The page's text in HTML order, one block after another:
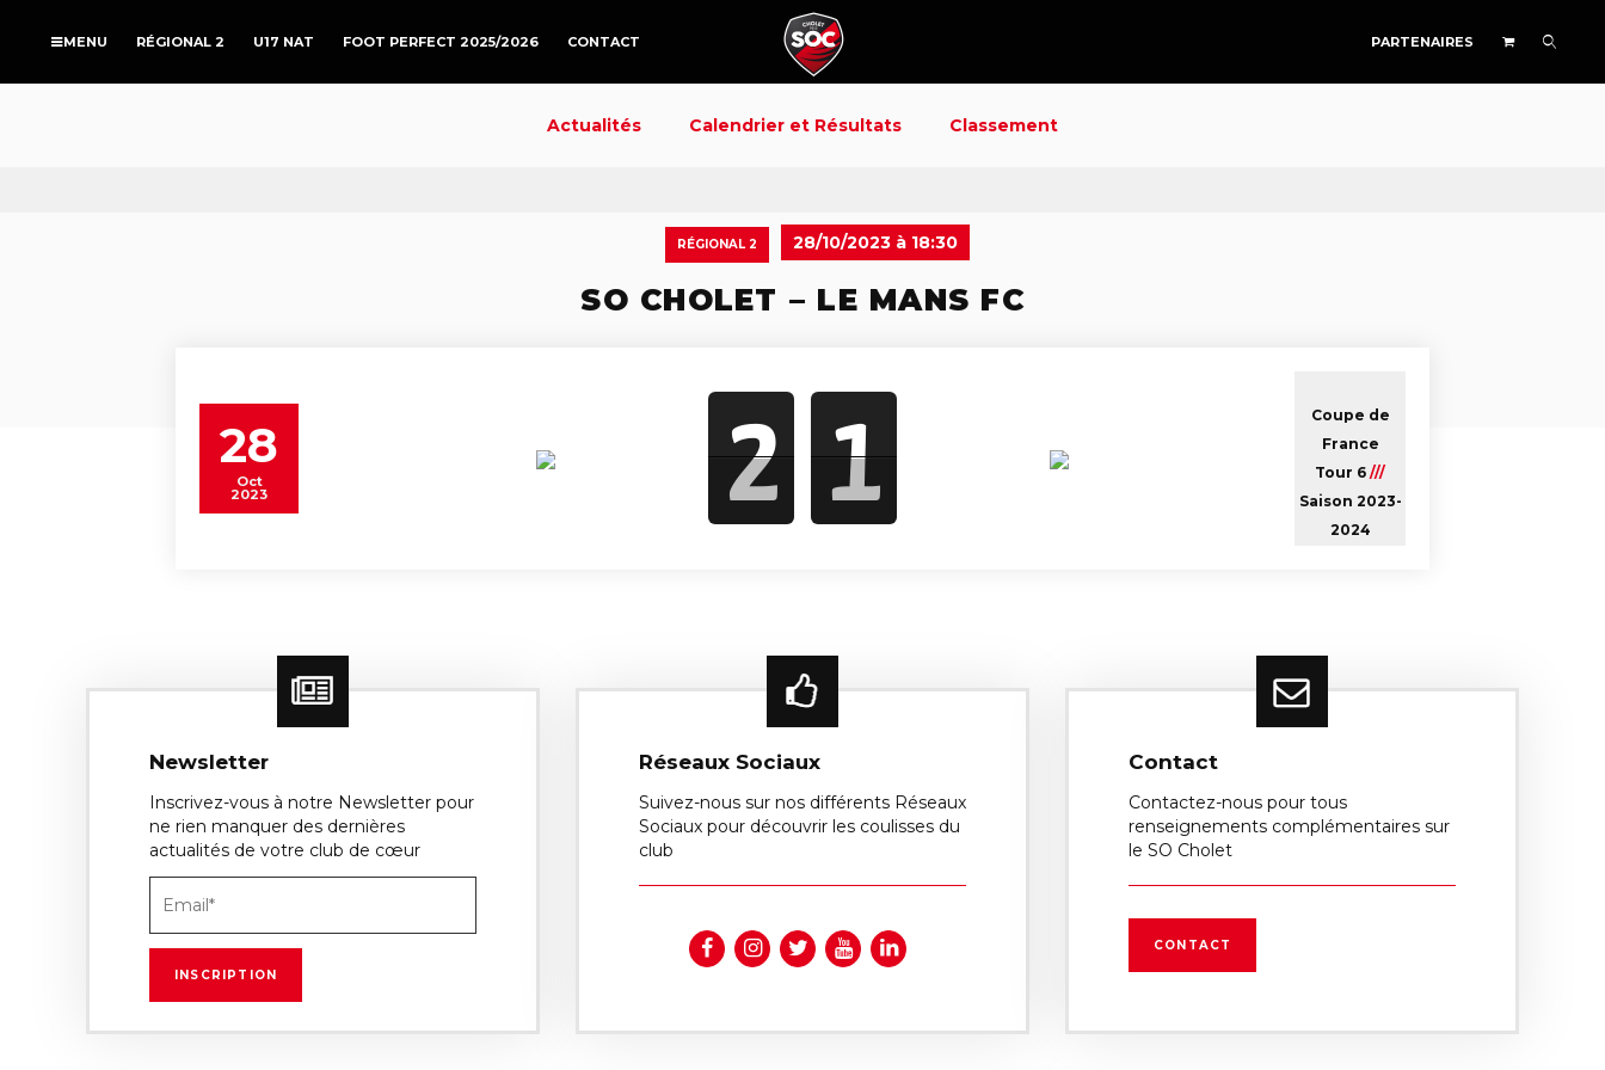
RÉGIONAL 2 U17 NAT FOOT PERFECT 2025/2026 CONTACT PARTENAIRES
Actualités Calendrier et Résultats Classement
RÉGIONAL 2 28/10/2023 à 18:30
SO CHOLET – LE MANS FC
28
Oct
2023 2 1
Coupe de
France
Tour 6 ///
Saison 2023-
2024
Newsletter
Inscrivez-vous à notre Newsletter pour
ne rien manquer des dernières
actualités de votre club de cœur
Réseaux Sociaux
Suivez-nous sur nos différents Réseaux
Sociaux pour découvrir les coulisses du
club
Contact
Contactez-nous pour tous
renseignements complémentaires sur
le SO Cholet
CONTACT